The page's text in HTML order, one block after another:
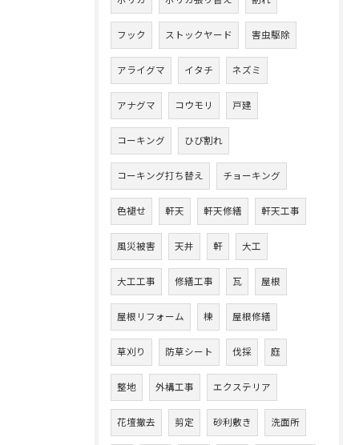
フック ストックヤード 害虫駆除
アライグマ イタチ ネズミ
アナグマ コウモリ 戸建
コーキング ひび割れ
コーキング打ち替え チョーキング
色褪せ 軒天 軒天修繕 軒天工事
風災被害 天井 軒 大工
大工工事 修繕工事 瓦 屋根
屋根リフォーム 棟 屋根修繕
草刈り 防草シート 伐採 庭
整地 外構工事 エクステリア
花壇撤去 剪定 砂利敷き 洗面所